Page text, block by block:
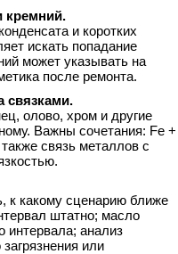
кремний.
и коротких
искать попадание
может указывать на
после ремонта.
связками.
олово, хром и другие
Важны сочетания: Fe +
связь металлов с
к какому сценарию ближе
штатно; масло
интервала; анализ
или